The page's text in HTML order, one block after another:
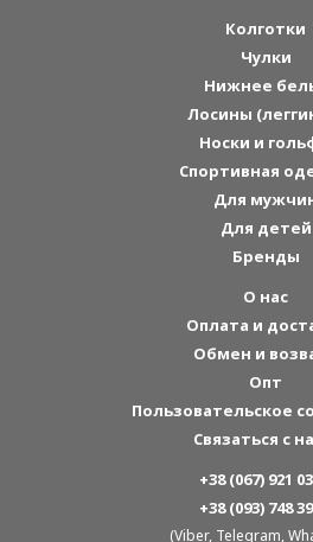
Колготки
Чулки
Нижнее
Лосины
Носки и
Спортивная
Для
Для детей
Бренды
О нас
Оплата и
Обмен и
Опт
Пользовательское
Связаться с
+38 (067) 921
+38 (093) 748
(Viber, Telegram,